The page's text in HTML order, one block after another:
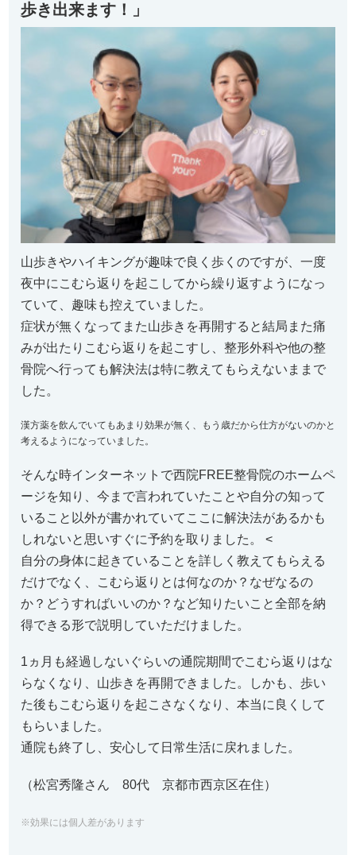
歩き出来ます！」
山歩きやハイキングが趣味で良く歩くのですが、一度
夜中にこむら返りを起こしてから繰り返すようになっ
ていて、趣味も控えていました。
症状が無くなってまた山歩きを再開すると結局また痛
みが出たりこむら返りを起こすし、整形外科や他の整
骨院へ行っても解決法は特に教えてもらえないままで
した。
漢方薬を飲んでいてもあまり効果が無く、もう歳だから仕方がないのかと
考えるようになっていました。
そんな時インターネットで西院FREE整骨院のホームペ
ージを知り、今まで言われていたことや自分の知って
いること以外が書かれていてここに解決法があるかも
しれないと思いすぐに予約を取りました。 <
自分の身体に起きていることを詳しく教えてもらえる
だけでなく、こむら返りとは何なのか？なぜなるの
か？どうすればいいのか？など知りたいこと全部を納
得できる形で説明していただけました。
1ヵ月も経過しないぐらいの通院期間でこむら返りはな
らなくなり、山歩きを再開できました。しかも、歩い
た後もこむら返りを起こさなくなり、本当に良くして
もらいました。
通院も終了し、安心して日常生活に戻れました。
（松宮秀隆さん 80代 京都市西京区在住）
※効果には個人差があります